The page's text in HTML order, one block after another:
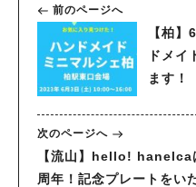
前のページへ
【柏
ドメイ
ます！
次のページへ
【流山】hello! hanelca
周年！記念プレートをい